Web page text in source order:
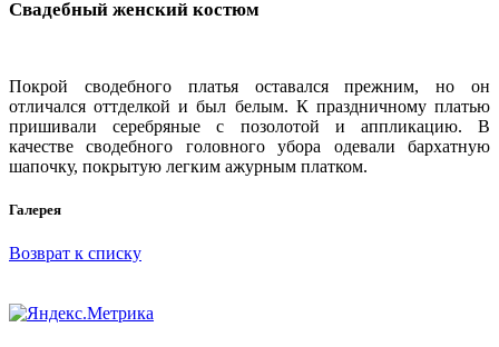
Свадебный женский костюм
Покрой сводебного платья оставался прежним, но он
отличался оттделкой и был белым. К праздничному платью
пришивали серебряные с позолотой и аппликацию. В
качестве сводебного головного убора одевали бархатную
шапочку, покрытую легким ажурным платком.
Галерея
Возврат к списку